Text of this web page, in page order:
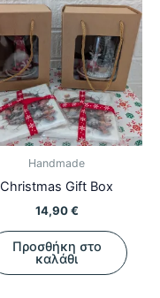
Handmade
Christmas Gift Box
14,90€
Προσθήκη στο
καλάθι